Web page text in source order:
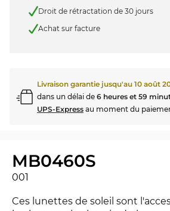
Droit de rétractation de 30 jours
Achat sur facture
Livraison garantie jusqu'au 10 août
dans un délai de 6 heures et 59
UPS-Express au moment du
MB0460S
001
Ces lunettes de soleil sont